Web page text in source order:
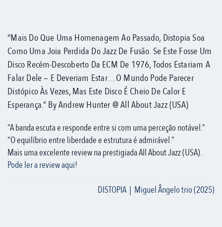
“Mais Do Que Uma Homenagem Ao Passado, Distopia Soa
Como Uma Joia Perdida Do Jazz De Fusão. Se Este Fosse Um
Disco Recém-Descoberto Da ECM De 1976, Todos Estariam A
Falar Dele — E Deveriam Estar…O Mundo Pode Parecer
Distópico Às Vezes, Mas Este Disco É Cheio De Calor E
Esperança.” By Andrew Hunter @ All About Jazz (USA)
“A banda escuta e responde entre si com uma perceção notável.”
“O equilíbrio entre liberdade e estrutura é admirável.”
Mais uma excelente review na prestigiada All About Jazz (USA).
Pode ler a review aqui!
DISTOPIA | Miguel Ângelo trio (2025)